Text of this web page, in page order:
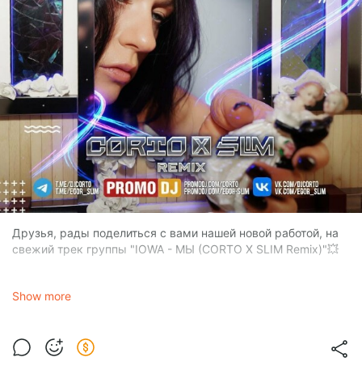
Друзья, рады поделиться с вами нашей новой работой, на
свежий трек группы "IOWA - МЫ (CORTO X SLIM Remix)"💥
МЫ (CORTO X SLIM Remix)
1.0x
Show more